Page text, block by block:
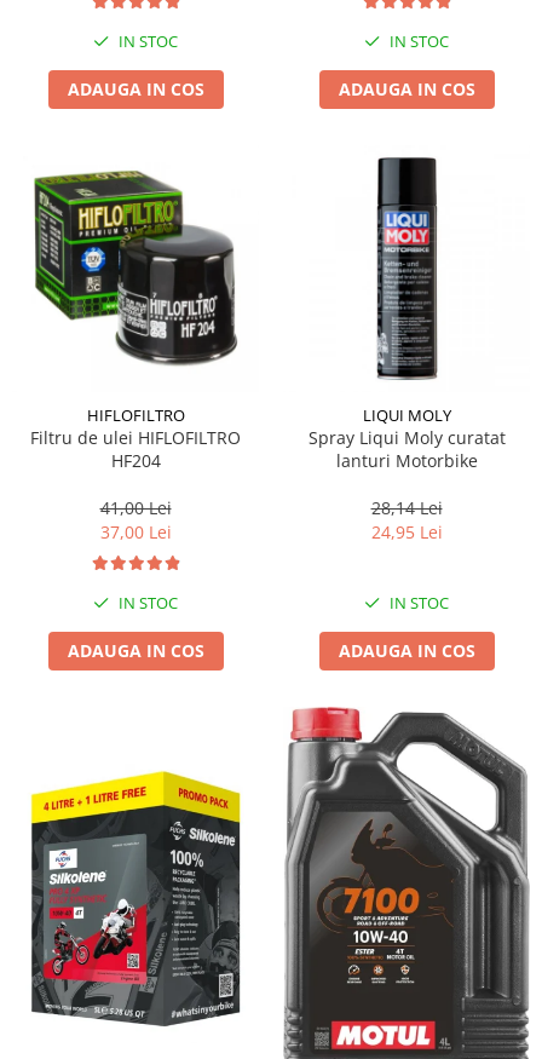
IN STOC
ADAUGA IN COS
IN STOC
ADAUGA IN COS
HIFLOFILTRO
Filtru de ulei HIFLOFILTRO
HF204
41,00 Lei
37,00 Lei
IN STOC
ADAUGA IN COS
LIQUI MOLY
Spray Liqui Moly curatat
lanturi Motorbike
28,14 Lei
24,95 Lei
IN STOC
ADAUGA IN COS